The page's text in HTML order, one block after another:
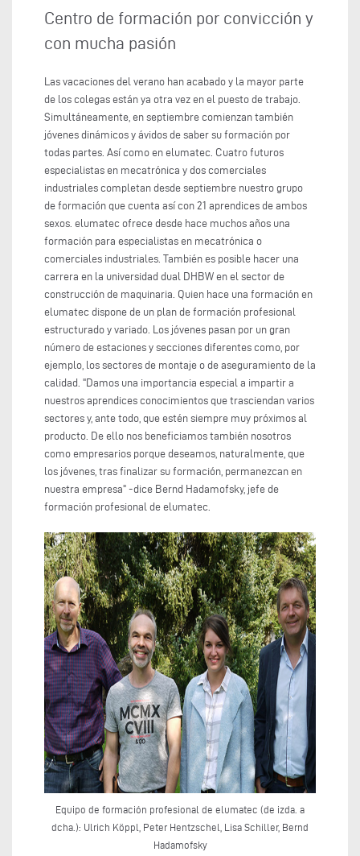
Centro de formación por convicción y
con mucha pasión
Las vacaciones del verano han acabado y la mayor parte
de los colegas están ya otra vez en el puesto de trabajo.
Simultáneamente, en septiembre comienzan también
jóvenes dinámicos y ávidos de saber su formación por
todas partes. Así como en elumatec. Cuatro futuros
especialistas en mecatrónica y dos comerciales
industriales completan desde septiembre nuestro grupo
de formación que cuenta así con 21 aprendices de ambos
sexos. elumatec ofrece desde hace muchos años una
formación para especialistas en mecatrónica o
comerciales industriales. También es posible hacer una
carrera en la universidad dual DHBW en el sector de
construcción de maquinaria. Quien hace una formación en
elumatec dispone de un plan de formación profesional
estructurado y variado. Los jóvenes pasan por un gran
número de estaciones y secciones diferentes como, por
ejemplo, los sectores de montaje o de aseguramiento de la
calidad. "Damos una importancia especial a impartir a
nuestros aprendices conocimientos que trasciendan varios
sectores y, ante todo, que estén siempre muy próximos al
producto. De ello nos beneficiamos también nosotros
como empresarios porque deseamos, naturalmente, que
los jóvenes, tras finalizar su formación, permanezcan en
nuestra empresa" -dice Bernd Hadamofsky, jefe de
formación profesional de elumatec.
Equipo de formación profesional de elumatec (de izda. a
dcha.): Ulrich Köppl, Peter Hentzschel, Lisa Schiller, Bernd
Hadamofsky